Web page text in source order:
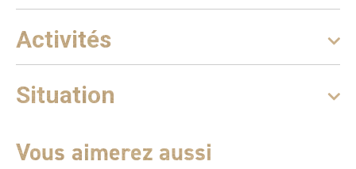
Activités
Situation
Vous aimerez aussi